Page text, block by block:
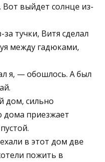
Вот выйдет солнце из-
тучки, Витя сделал
между гадюками,
я, — обошлось. А был
дом, сильно
дома приезжает
в этот дом две
пожить в